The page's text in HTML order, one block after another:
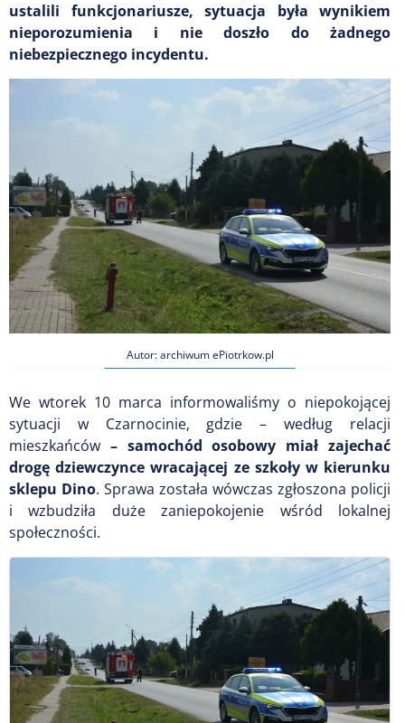
ustalili funkcjonariusze, sytuacja była wynikiem
nieporozumienia i nie doszło do żadnego
niebezpiecznego incydentu.
Autor: archiwum ePiotrkow.pl
We wtorek 10 marca informowaliśmy o niepokojącej
sytuacji w Czarnocinie, gdzie – według relacji
mieszkańców – samochód osobowy miał zajechać
drogę dziewczynce wracającej ze szkoły w kierunku
sklepu Dino. Sprawa została wówczas zgłoszona policji
i wzbudziła duże zaniepokojenie wśród lokalnej
społeczności.